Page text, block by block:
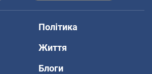
Політика
Життя
Блоги